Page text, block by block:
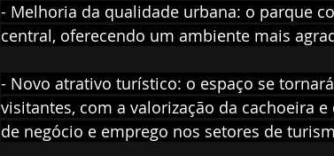
- Melhoria da qualidade urbana: o parque
central, oferecendo um ambiente mais
- Novo atrativo turístico: o espaço se
visitantes, com a valorização da cachoeira
de negócio e emprego nos setores de